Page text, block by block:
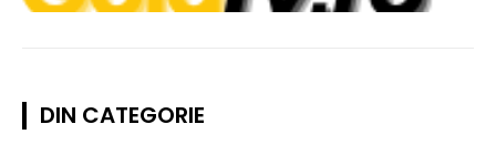
DIN CATEGORIE